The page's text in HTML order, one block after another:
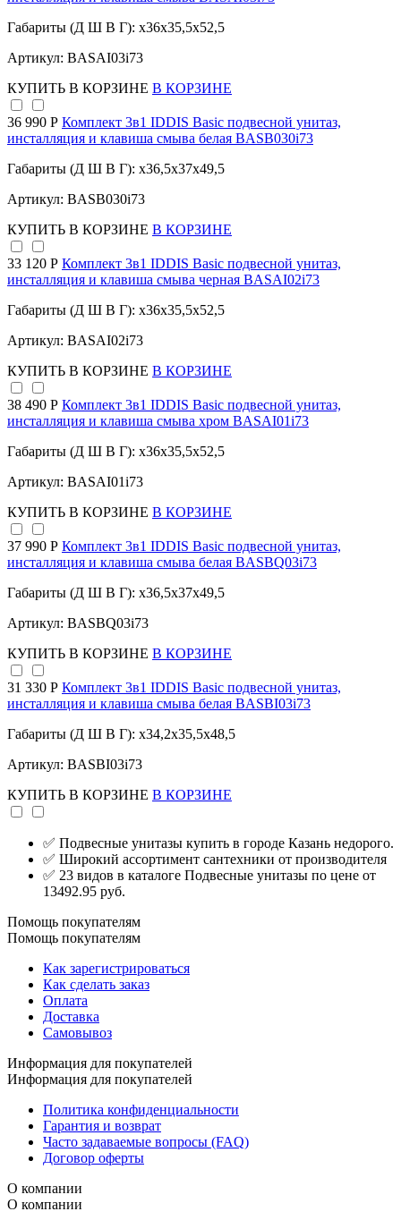
Габариты (Д Ш В Г): x36x35,5x52,5
Артикул: BASAI03i73
КУПИТЬ В КОРЗИНЕ В КОРЗИНЕ
36 990 Р Комплект 3в1 IDDIS Basic подвесной унитаз,
инсталляция и клавиша смыва белая BASB030i73
Габариты (Д Ш В Г): x36,5x37x49,5
Артикул: BASB030i73
КУПИТЬ В КОРЗИНЕ В КОРЗИНЕ
33 120 Р Комплект 3в1 IDDIS Basic подвесной унитаз,
инсталляция и клавиша смыва черная BASAI02i73
Габариты (Д Ш В Г): x36x35,5x52,5
Артикул: BASAI02i73
КУПИТЬ В КОРЗИНЕ В КОРЗИНЕ
38 490 Р Комплект 3в1 IDDIS Basic подвесной унитаз,
инсталляция и клавиша смыва хром BASAI01i73
Габариты (Д Ш В Г): x36x35,5x52,5
Артикул: BASAI01i73
КУПИТЬ В КОРЗИНЕ В КОРЗИНЕ
37 990 Р Комплект 3в1 IDDIS Basic подвесной унитаз,
инсталляция и клавиша смыва белая BASBQ03i73
Габариты (Д Ш В Г): x36,5x37x49,5
Артикул: BASBQ03i73
КУПИТЬ В КОРЗИНЕ В КОРЗИНЕ
31 330 Р Комплект 3в1 IDDIS Basic подвесной унитаз,
инсталляция и клавиша смыва белая BASBI03i73
Габариты (Д Ш В Г): x34,2x35,5x48,5
Артикул: BASBI03i73
КУПИТЬ В КОРЗИНЕ В КОРЗИНЕ
✅ Подвесные унитазы купить в городе Казань недорого.
✅ Широкий ассортимент сантехники от производителя
✅ 23 видов в каталоге Подвесные унитазы по цене от
13492.95 руб.
Помощь покупателям
Помощь покупателям
Как зарегистрироваться
Как сделать заказ
Оплата
Доставка
Самовывоз
Информация для покупателей
Информация для покупателей
Политика конфиденциальности
Гарантия и возврат
Часто задаваемые вопросы (FAQ)
Договор оферты
О компании
О компании